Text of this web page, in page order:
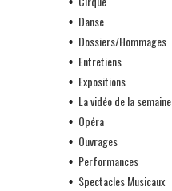
Danse
Dossiers/Hommages
Entretiens
Expositions
La vidéo de la semaine
Opéra
Ouvrages
Performances
Spectacles Musicaux